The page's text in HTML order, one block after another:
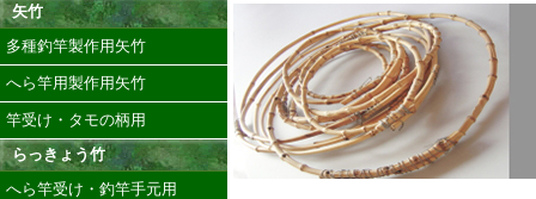
矢竹
多種釣竿製作用矢竹
へら竿用製作用矢竹
竿受け・タモの柄用
らっきょう竹
へら竿受け・釣竿手元用